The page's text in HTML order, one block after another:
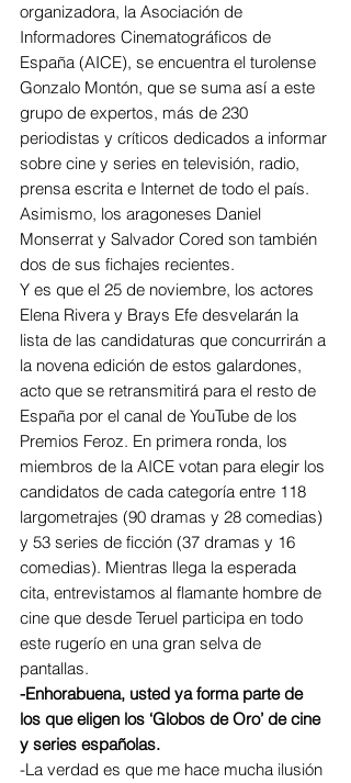
organizadora, la Asociación de
Informadores Cinematográficos de
España (AICE), se encuentra el turolense
Gonzalo Montón, que se suma así a este
grupo de expertos, más de 230
periodistas y críticos dedicados a informar
sobre cine y series en televisión, radio,
prensa escrita e Internet de todo el país.
Asimismo, los aragoneses Daniel
Monserrat y Salvador Cored son también
dos de sus fichajes recientes.
Y es que el 25 de noviembre, los actores
Elena Rivera y Brays Efe desvelarán la
lista de las candidaturas que concurrirán a
la novena edición de estos galardones,
acto que se retransmitirá para el resto de
España por el canal de YouTube de los
Premios Feroz. En primera ronda, los
miembros de la AICE votan para elegir los
candidatos de cada categoría entre 118
largometrajes (90 dramas y 28 comedias)
y 53 series de ficción (37 dramas y 16
comedias). Mientras llega la esperada
cita, entrevistamos al flamante hombre de
cine que desde Teruel participa en todo
este rugerío en una gran selva de
pantallas.
-Enhorabuena, usted ya forma parte de
los que eligen los ‘Globos de Oro’ de cine
y series españolas.
-La verdad es que me hace mucha ilusión